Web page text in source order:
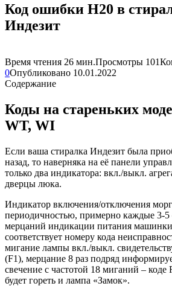
Код ошибки H20 в
Индезит
Время чтения 26 мин.Просмотры 101
0Опубликовано 10.01.2022
Содержание
Коды на стареньких
WT, WI
Если ваша стиралка Индезит была
назад, то наверняка на её панели
только два индикатора: вкл./выкл.
дверцы люка.
Индикатор включения/отключения
периодичностью, примерно каждые 3-5
мерцаний индикации питания
соответствует номеру кода
мигание лампы вкл./выкл.
(F1), мерцание 8 раз подряд
свечение с частотой 18 миганий –
будет гореть и лампа «Замок».